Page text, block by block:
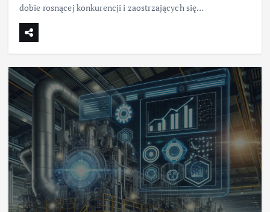
dobie rosnącej konkurencji i zaostrzających się…